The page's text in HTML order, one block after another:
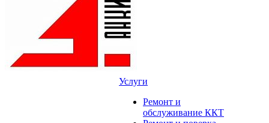
Услуги
Ремонт и
обслуживание ККТ